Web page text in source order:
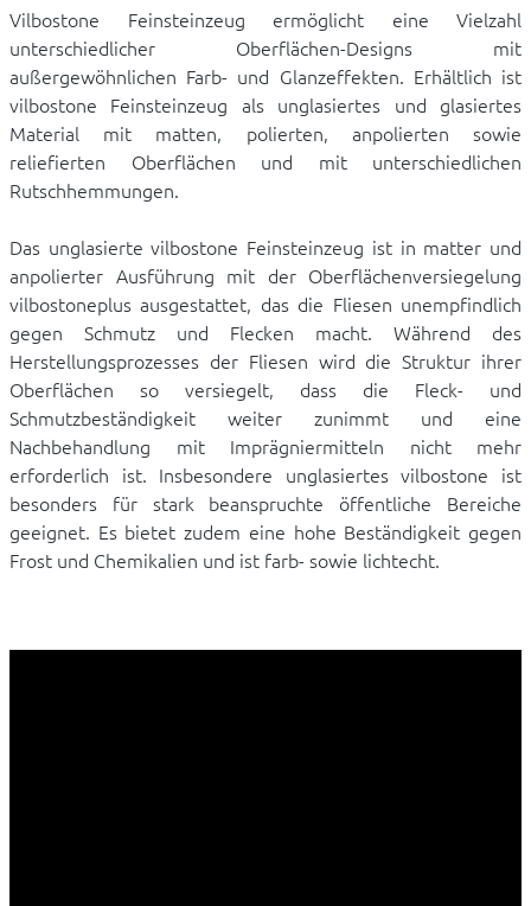
Vilbostone Feinsteinzeug ermöglicht eine Vielzahl
unterschiedlicher Oberflächen-Designs mit
außergewöhnlichen Farb- und Glanzeffekten. Erhältlich ist
vilbostone Feinsteinzeug als unglasiertes und glasiertes
Material mit matten, polierten, anpolierten sowie
reliefierten Oberflächen und mit unterschiedlichen
Rutschhemmungen.
Das unglasierte vilbostone Feinsteinzeug ist in matter und
anpolierter Ausführung mit der Oberflächenversiegelung
vilbostoneplus ausgestattet, das die Fliesen unempfindlich
gegen Schmutz und Flecken macht. Während des
Herstellungsprozesses der Fliesen wird die Struktur ihrer
Oberflächen so versiegelt, dass die Fleck- und
Schmutzbeständigkeit weiter zunimmt und eine
Nachbehandlung mit Imprägniermitteln nicht mehr
erforderlich ist. Insbesondere unglasiertes vilbostone ist
besonders für stark beanspruchte öffentliche Bereiche
geeignet. Es bietet zudem eine hohe Beständigkeit gegen
Frost und Chemikalien und ist farb- sowie lichtecht.